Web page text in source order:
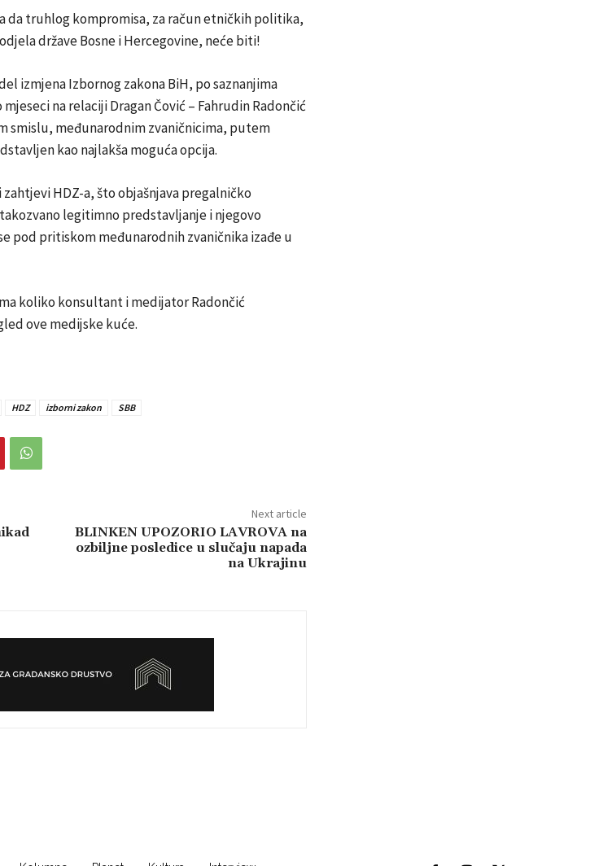
da truhlog kompromisa, za račun etničkih politika,
države Bosne i Hercegovine, neće biti!
izmjena Izbornog zakona BiH, po saznanjima
na relaciji Dragan Čović – Fahrudin Radončić
smislu, međunarodnim zvaničnicima, putem
kao najlakša moguća opcija.
HDZ-a, što objašnjava pregalničko
legitimno predstavljanje i njegovo
pod pritiskom međunarodnih zvaničnika izađe u
koliko konsultant i medijator Radončić
ove medijske kuće.
HDZ izborni zakon SBB
Next article
BLINKEN UPOZORIO LAVROVA na
ozbiljne posledice u slučaju napada
na Ukrajinu